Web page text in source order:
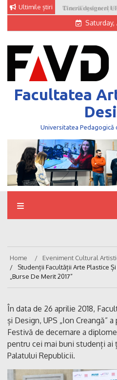
Skip
content
Ultimile știri O nouă generație
Facultatea
Universitatea Pedagogică
Home
Eveniment Cultural
Studenții Facultății Arte Plastice
„Burse De Merit 2017”
În data de 26 aprilie 2018,
și Design, UPS „Ion Creangă”
Festivă de decernare a
pentru cei mai buni studenți ai
Palatului Republicii.